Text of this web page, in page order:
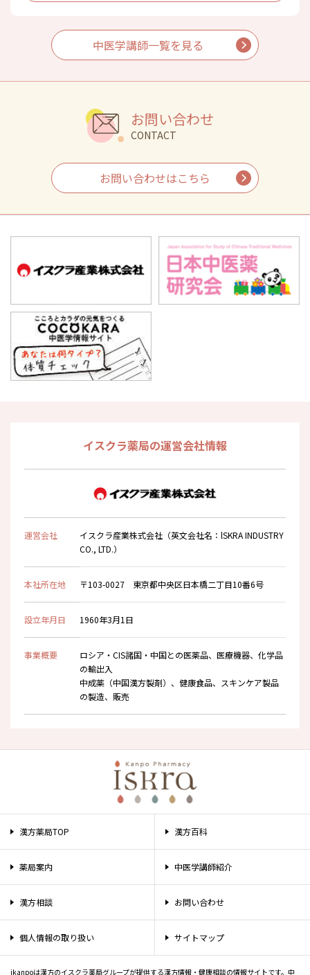
中医学講師一覧を見る
お問い合わせ
CONTACT
お問い合わせはこちら
イスクラ薬局の運営会社情報
運営会社
イスクラ産業株式会社（英文会社名：lSKRA INDUSTRY
CO., LTD.）
本社所在地 〒103-0027 東京都中央区日本橋二丁目10番6号
設立年月日 1960年3月1日
事業概要
ロシア・CIS諸国・中国との医薬品、医療機器、化学品
の輸出入
中成薬（中国漢方製剤）、健康食品、スキンケア製品
の製造、販売
漢方薬局TOP 漢方百科
薬局案内 中医学講師紹介
漢方相談 お問い合わせ
個人情報の取り扱い サイトマップ
ikanpoは漢方のイスクラ薬局グループが提供する漢方情報・健康相談の情報サイトです。中